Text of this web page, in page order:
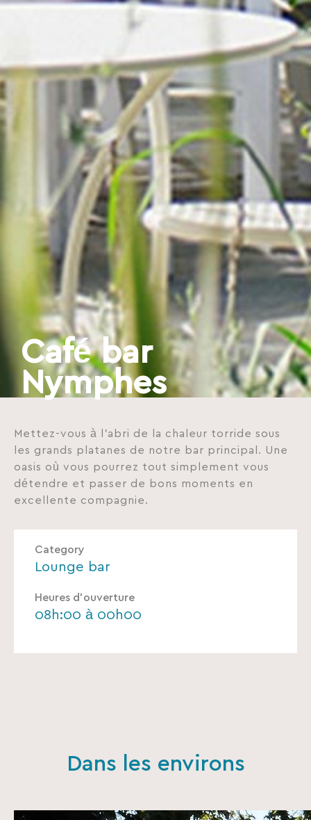
Café bar
Nymphes
Mettez-vous à l’abri de la chaleur torride sous
les grands platanes de notre bar principal. Une
oasis où vous pourrez tout simplement vous
détendre et passer de bons moments en
excellente compagnie.
Category
Lounge bar
Heures d’ouverture
08h:00 à 00h00
Dans les environs